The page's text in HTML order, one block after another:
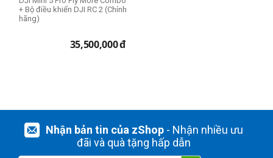
+ Bộ điều khiển DJI RC 2 (Chính
hãng)
35,500,000đ
Nhận bản tin của zShop- Nhận nhiều ưu
đãi và quà tặng hấp dẫn